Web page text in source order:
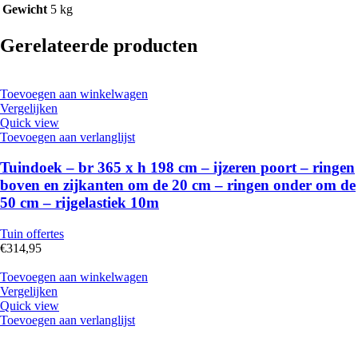
Gewicht 5 kg
Gerelateerde producten
Toevoegen aan winkelwagen
Vergelijken
Quick view
Toevoegen aan verlanglijst
Tuindoek – br 365 x h 198 cm – ijzeren poort – ringen
boven en zijkanten om de 20 cm – ringen onder om de
50 cm – rijgelastiek 10m
Tuin offertes
€314,95
Toevoegen aan winkelwagen
Vergelijken
Quick view
Toevoegen aan verlanglijst